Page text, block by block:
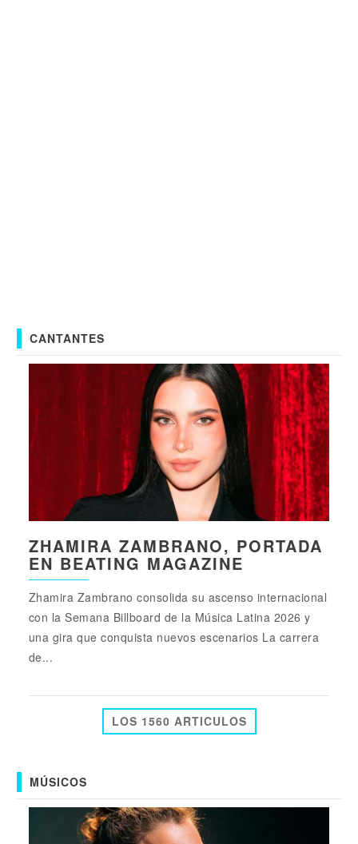
CANTANTES
ZHAMIRA ZAMBRANO, PORTADA
EN BEATING MAGAZINE
Zhamira Zambrano consolida su ascenso internacional
con la Semana Billboard de la Música Latina 2026 y
una gira que conquista nuevos escenarios La carrera
de...
LOS 1560 ARTICULOS
MÚSICOS